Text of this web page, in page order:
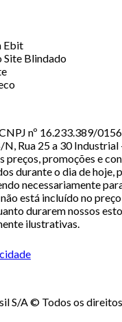
nº 16.233.389/
N, Rua 25 a 30
preços, promoções e
durante o dia de hoje,
necessariamente
está incluído no
durarem nossos
ilustrativas.
S/A © Todos os